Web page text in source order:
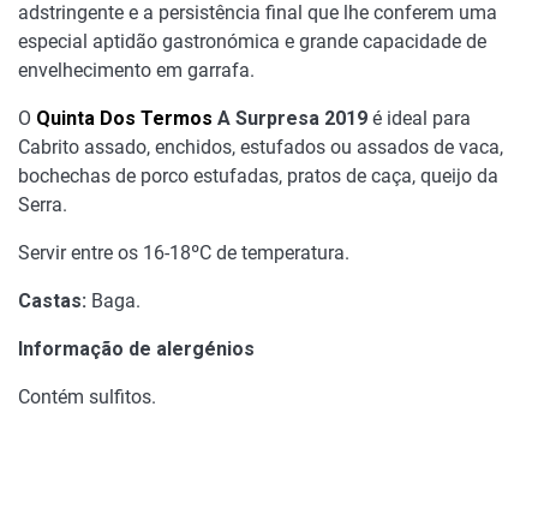
adstringente e a persistência final que lhe conferem uma
especial aptidão gastronómica e grande capacidade de
envelhecimento em garrafa.
O Quinta Dos Termos A Surpresa 2019 é ideal para
Cabrito assado, enchidos, estufados ou assados de vaca,
bochechas de porco estufadas, pratos de caça, queijo da
Serra.
Servir entre os 16-18ºC de temperatura.
Castas: Baga.
Informação de alergénios
Contém sulfitos.